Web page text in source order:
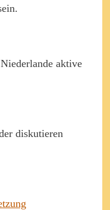
aktive
diskutieren